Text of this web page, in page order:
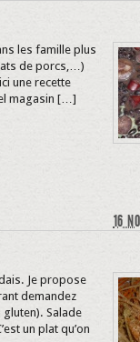
les famille plus
de porcs,…)
une recette
magasin […]
16
Je propose
demandez
Salade
un plat qu’on